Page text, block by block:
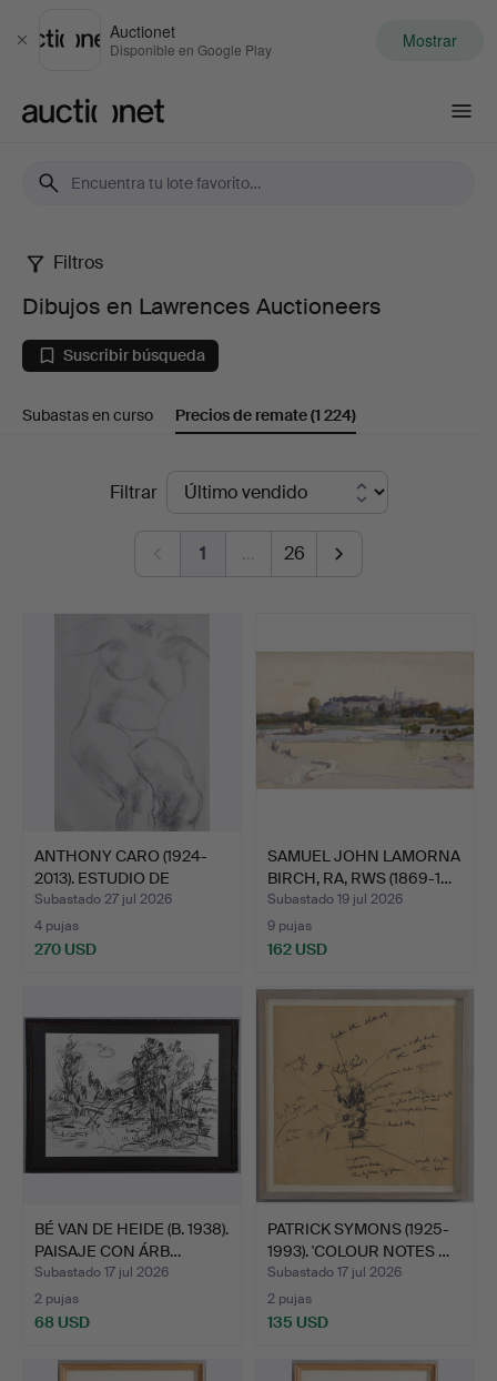
Cerrar
Auctionet
Disponible en Google Play Mostrar
Dibujos
en
Lawrences
Auctioneers
Filtros
Dibujos en Lawrences Auctioneers
Suscribir búsqueda
Subastas en curso Precios de remate(1 224)
Filtrar
1 … 26
ANTHONY CARO (1924-
2013). ESTUDIO DE
DESNU…
Subastado 27 jul 2026
4 pujas
270 USD
SAMUEL JOHN LAMORNA
BIRCH, RA, RWS (1869-1…
Subastado 19 jul 2026
9 pujas
162 USD
BÉ VAN DE HEIDE (B. 1938).
PAISAJE CON ÁRB…
Subastado 17 jul 2026
2 pujas
68 USD
PATRICK SYMONS (1925-
1993). 'COLOUR NOTES …
Subastado 17 jul 2026
2 pujas
135 USD